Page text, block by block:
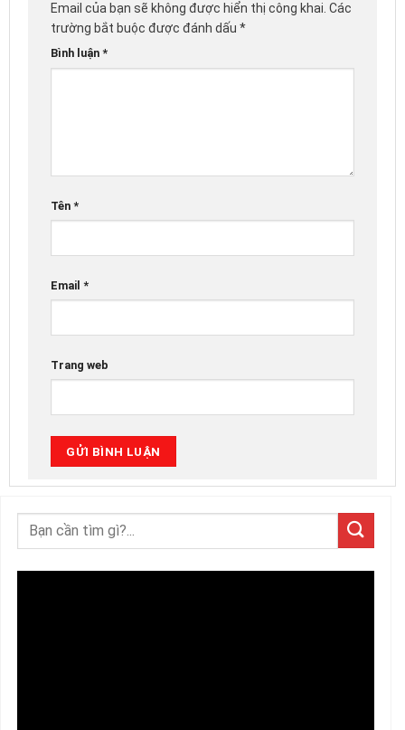
Email của bạn sẽ không được hiển thị công khai. Các
trường bắt buộc được đánh dấu *
Bình luận *
Tên *
Email *
Trang web